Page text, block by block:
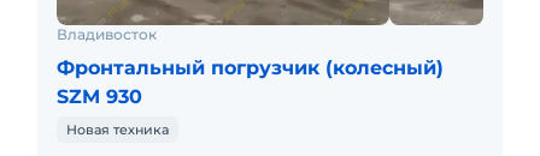
Владивосток
Фронтальный погрузчик (колесный)
SZM 930
Новая техника